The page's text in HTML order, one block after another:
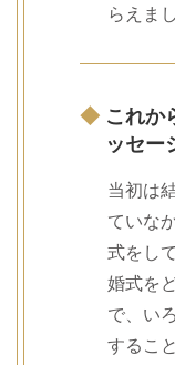
らえま
◆ これか
ッセー
当初は
ていな
式をし
婚式を
で、い
するこ